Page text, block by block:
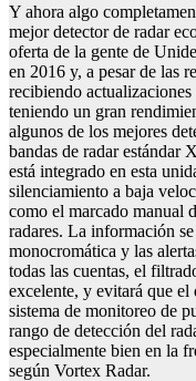
Y ahora algo
mejor detector de radar
oferta de la gente de
en 2016 y, a pesar de las
recibiendo
teniendo un gran
algunos de los mejores
bandas de radar estándar
está integrado en esta
silenciamiento a baja
como el marcado manual
radares. La información
monocromática y las
todas las cuentas, el
excelente, y evitará que el
sistema de monitoreo de
rango de detección del
especialmente bien en la
según Vortex Radar.